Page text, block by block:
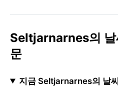
Seltjarnarnes의
문
지금 Seltjarnarnes의 날